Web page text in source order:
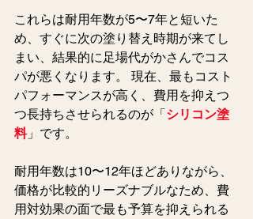
これらは耐用年数が5〜7年と短いた
め、すぐに次の塗り替え時期が来てし
まい、結果的に足場代がかさんでコス
パが悪くなります。 現在、最もコスト
パフォーマンスが高く、費用を抑えつ
つ長持ちさせられるのが「シリコン塗
料」です。
耐用年数は10〜12年ほどありながら、
価格が比較的リーズナブルなため、費
用対効果の面で最も予算を抑えられる